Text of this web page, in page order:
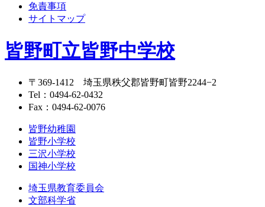
免責事項
サイトマップ
皆野町立皆野中学校
〒369-1412 埼玉県秩父郡皆野町皆野2244−2
Tel： 0494-62-0432
Fax：0494-62-0076
皆野幼稚園
皆野小学校
三沢小学校
国神小学校
埼玉県教育委員会
文部科学省